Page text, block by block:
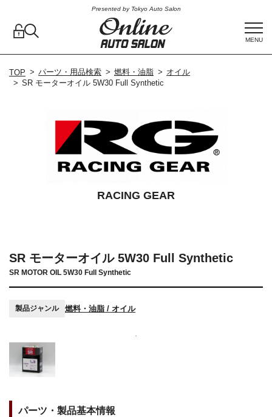
Presented by Tokyo Auto Salon
MENU
TOP パーツ・用品検索 燃料・油脂
オイル
SR モーターオイル 5W30 Full Synthetic
SR モーターオイル 5W30 Full Synthetic
SR MOTOR OIL 5W30 Full Synthetic
製品ジャンル 燃料・油脂 / オイル
パーツ・製品基本情報
RACING GEAR